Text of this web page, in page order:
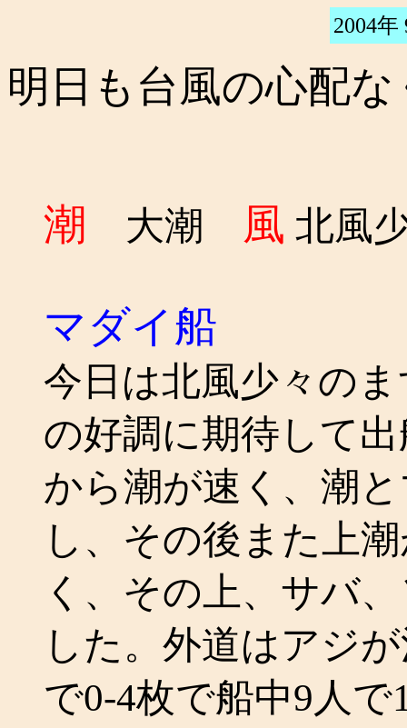
2004年
明日も台風の心配
潮 大潮 風 北風
マダイ船
今日は北風少々の
の好調に期待して
から潮が速く、潮
し、その後また上
く、その上、サバ
した。外道はアジ
で0-4枚で船中9人